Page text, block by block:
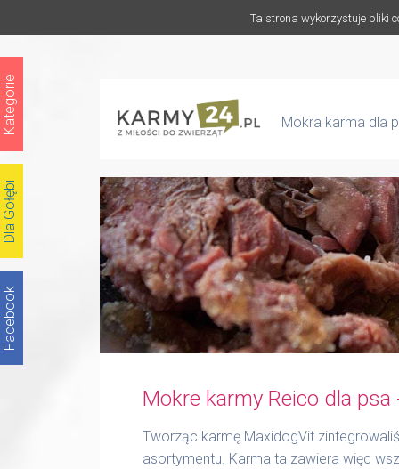
Ta strona wykorzystuje pliki
Mokra karma dla
Mokre karmy Reico dla psa
Tworząc karmę MaxidogVit
asortymentu. Karma ta zawiera więc
Facebook
Dla Gołębi
Kategorie